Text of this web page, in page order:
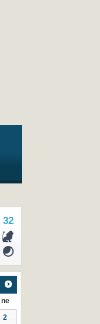
32
ne
2